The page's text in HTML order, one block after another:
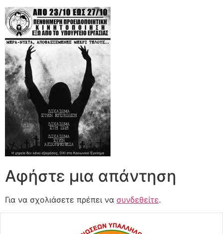
Αφήστε μια απάντηση
Για να σχολιάσετε πρέπει να συνδεθείτε.